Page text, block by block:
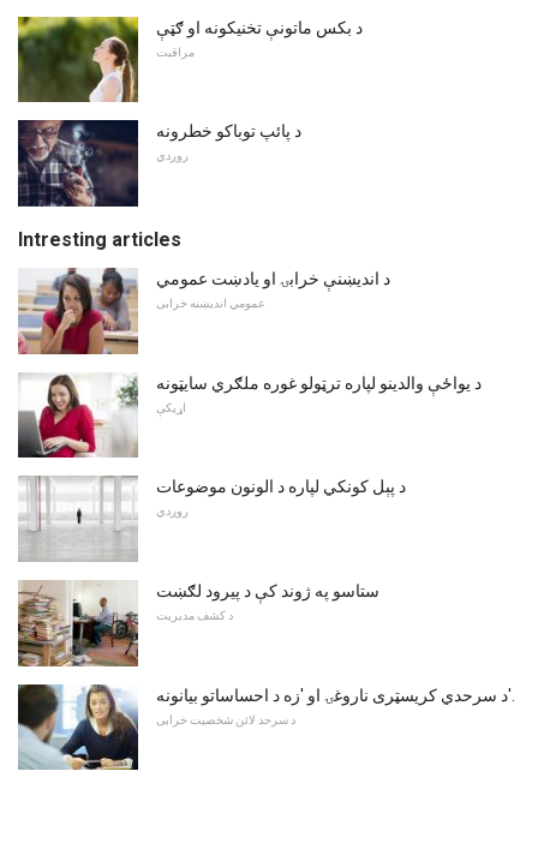
د بکس ماتونې تخنیکونه او ګټې
مراقبت
د پائپ توباکو خطرونه
روږدي
Intresting articles
د اندیښنې خرابۍ او یادښت عمومي
عمومي اندیښنه خرابی
د یواځې والدینو لپاره ترټولو غوره ملګري سایټونه
اړیکې
د پېل کونکي لپاره د الونون موضوعات
روږدي
ستاسو په ژوند کې د پیرود لګښت
د کشف مدیریت
د سرحدي کریسټری ناروغۍ او 'زه د احساساتو بیانونه'.
د سرحد لائن شخصیت خرابی